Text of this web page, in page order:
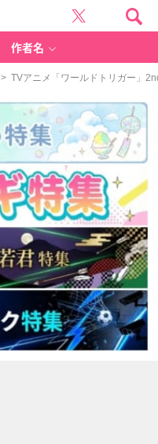
作者名
> TVアニメ「ワールドトリガー」